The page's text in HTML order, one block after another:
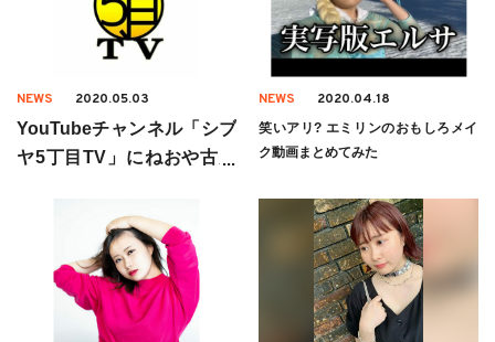
NEWS 2020.05.03
YouTubeチャンネル「シブ
ヤ5丁目TV」にねおや古川
NEWS 2020.04.18
笑いアリ? エミリンのおもしろメイ
ク動画まとめてみた